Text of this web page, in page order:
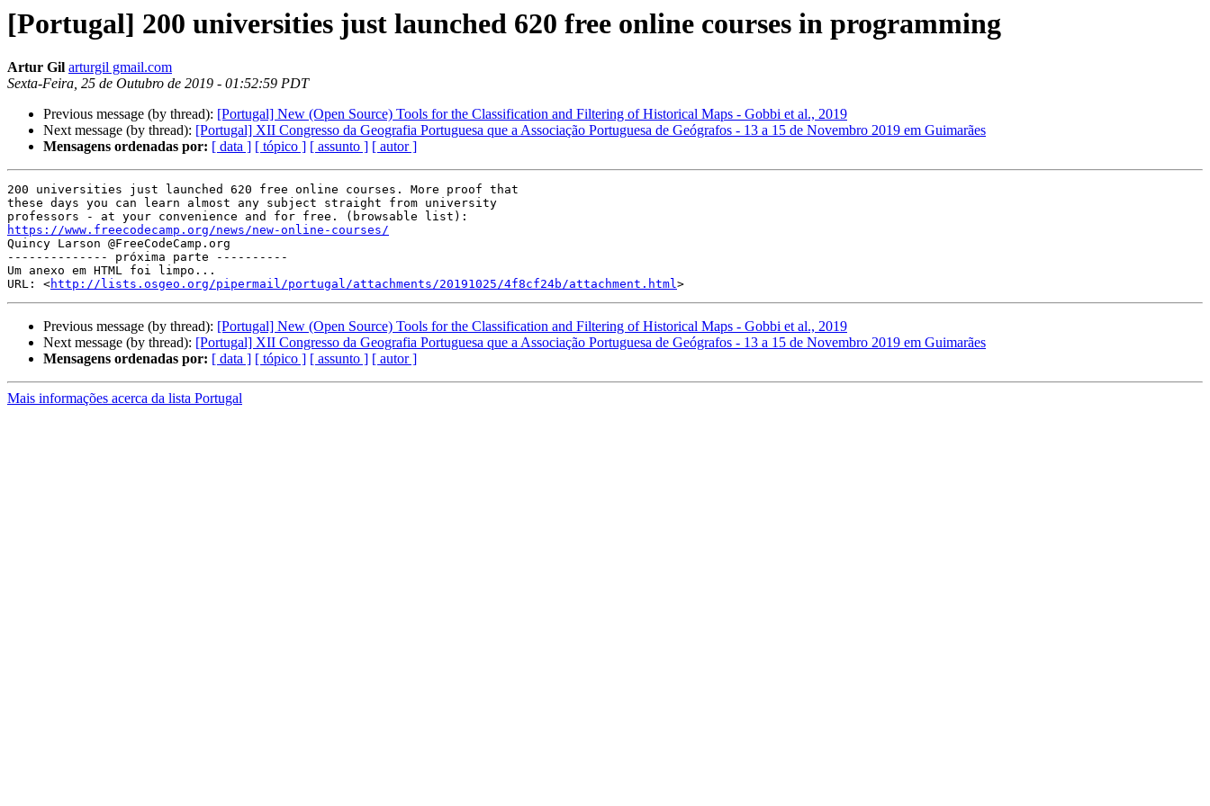
[Portugal] 200 universities just launched 620 free online courses in programming
Artur Gil arturgil gmail.com
Sexta-Feira, 25 de Outubro de 2019 - 01:52:59 PDT
Previous message (by thread): [Portugal] New (Open Source) Tools for the Classification and Filtering of Historical Maps - Gobbi et al., 2019
Next message (by thread): [Portugal] XII Congresso da Geografia Portuguesa que a Associação Portuguesa de Geógrafos - 13 a 15 de Novembro 2019 em Guimarães
Mensagens ordenadas por: [ data ] [ tópico ] [ assunto ] [ autor ]
200 universities just launched 620 free online courses. More proof that
these days you can learn almost any subject straight from university
https://www.freecodecamp.org/news/new-online-courses/
Quincy Larson @FreeCodeCamp.org
-------------- próxima parte ----------
Um anexo em HTML foi limpo...
URL: <http://lists.osgeo.org/pipermail/portugal/attachments/20191025/4f8cf24b/attachment.html
Previous message (by thread): [Portugal] New (Open Source) Tools for the Classification and Filtering of Historical Maps - Gobbi et al., 2019
Next message (by thread): [Portugal] XII Congresso da Geografia Portuguesa que a Associação Portuguesa de Geógrafos - 13 a 15 de Novembro 2019 em Guimarães
Mensagens ordenadas por: [ data ] [ tópico ] [ assunto ] [ autor ]
Mais informações acerca da lista Portugal